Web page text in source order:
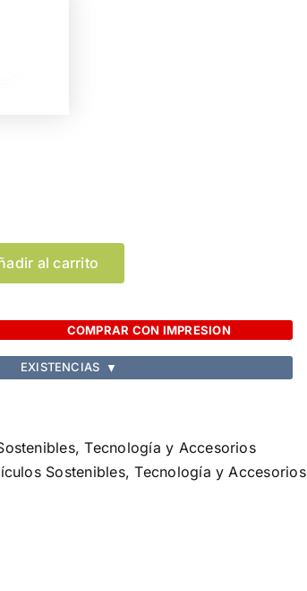
al carrito
COMPRAR CON IMPRESION
EXISTENCIAS ▼
,Tecnología y Accesorios
Sostenibles,Tecnología y Accesorios